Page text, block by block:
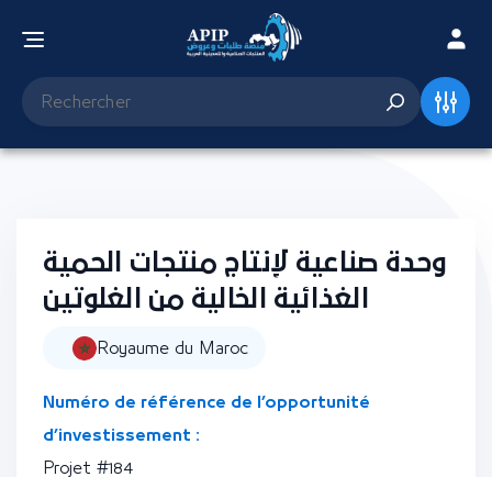
وحدة صناعية لإنتاج منتجات الحمية
الغذائية الخالية من الغلوتين
Royaume du Maroc
Numéro de référence de l’opportunité
d’investissement :
Projet #184